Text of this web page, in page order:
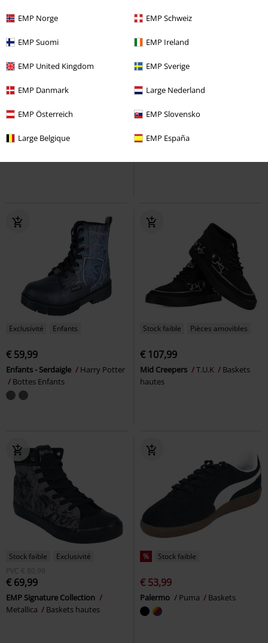
EMP Norge EMP Schweiz
EMP Suomi EMP Ireland
EMP United Kingdom EMP Sverige
EMP Danmark Large Nederland
EMP Österreich EMP Slovensko
Large Belgique EMP España
1461 GA - Black Wanama
PVC€ 79,95
Bottines Docktex
Exclusivité Enfants
€ 59,99
Enfants - Serdaigle
Harry Potter
Bottes Enfants
Stock faible Pièces amovibles
€ 107,99
Mid Creepers T.U.K
Baskets
hautes
Stock faible
Exclusivité
PVC € 80,99
€ 69,99
EMP Signature Collection
Metallica
Baskets hautes
% Stock faible
€ 53,99
Palermo Puma Baskets